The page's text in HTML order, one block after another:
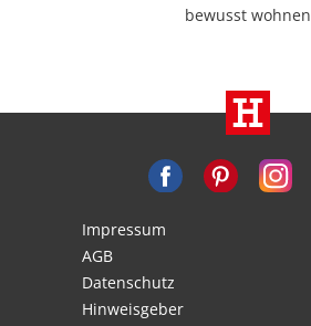
bewusst wohnen
Impressum
AGB
Datenschutz
Hinweisgeber